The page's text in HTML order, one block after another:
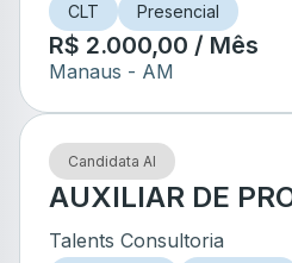
CLT Presencial
R$ 2.000,00 / Mês
Manaus - AM
Candidata AI
AUXILIAR DE
Talents Consultoria